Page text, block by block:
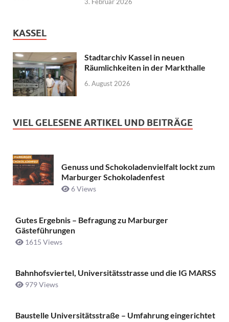
KASSEL
Stadtarchiv Kassel in neuen
Räumlichkeiten in der Markthalle
6. August 2026
VIEL GELESENE ARTIKEL UND BEITRÄGE
Genuss und Schokoladenvielfalt lockt zum
Marburger Schokoladenfest
6 Views
Gutes Ergebnis – Befragung zu Marburger
Gästeführungen
1615 Views
Bahnhofsviertel, Universitätsstrasse und die IG MARSS
979 Views
Baustelle Universitätsstraße ­– Umfahrung eingerichtet